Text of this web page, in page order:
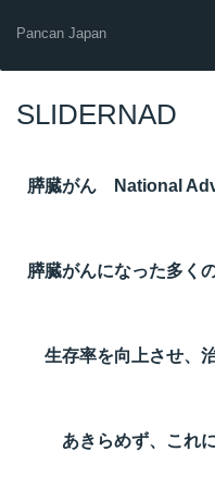
Pancan Japan
SLIDERNAD
膵臓がん National
膵臓がんになった多く
生存率を向上させ、
あきらめず、これ